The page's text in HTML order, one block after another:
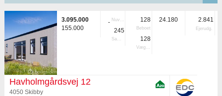
3.095.000
155.000
- Nuvær.
245
Samlet
128
Beboet
128
Vægtet
24.180 2.841
Ejerudg.
Havholmgårdsvej 12
4050 Skibby